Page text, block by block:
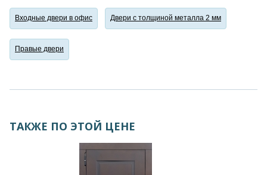
Входные двери в офис Двери с толщиной металла 2 мм
Правые двери
ТАКЖЕ ПО ЭТОЙ ЦЕНЕ